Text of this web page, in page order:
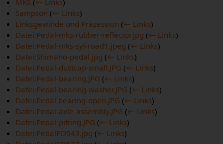
MKS (← Links)
Sampson (← Links)
Linksgewinde und Präzession (← Links)
Datei:Pedal-mks-rubber-reflector.jpg (← Links)
Datei:Pedal-mks-syl-road1.jpeg (← Links)
Datei:Shimano-pedal.jpg (← Links)
Datei:Pedal-dustcap-small.JPG (← Links)
Datei:Pedal-bearing.JPG (← Links)
Datei:Pedal-bearing-washer.JPG (← Links)
Datei:Pedal bearing-open.JPG (← Links)
Datei:Pedal-axle-assembly.JPG (← Links)
Datei:Pedal-pitting.JPG (← Links)
Datei:PedalPD543.jpg (← Links)